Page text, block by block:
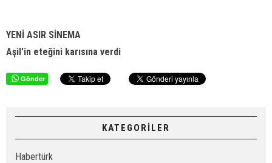
YENİ ASIR SİNEMA
Aşil'in eteğini karısına verdi
Gönder
KATEGORİLER
Habertürk